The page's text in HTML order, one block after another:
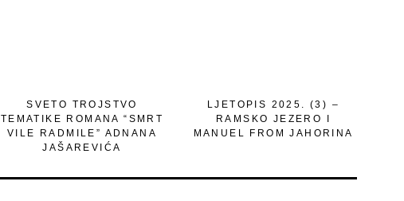
SVETO TROJSTVO
TEMATIKE ROMANA “SMRT
VILE RADMILE” ADNANA
JAŠAREVIĆA
LJETOPIS 2025. (3) –
RAMSKO JEZERO I
MANUEL FROM JAHORINA